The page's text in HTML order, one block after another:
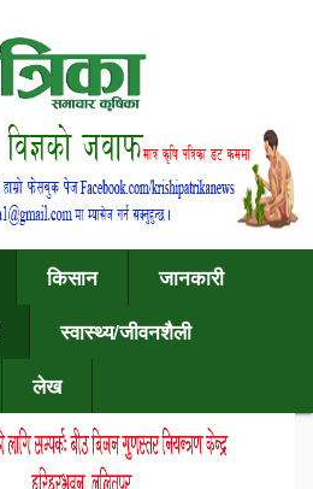
किसान
जानकारी
स्वास्थ्य/जीवनशैली
लेख